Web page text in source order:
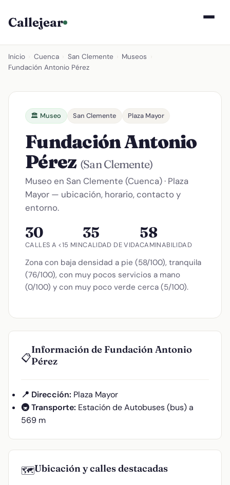
Callejear
Inicio Cuenca San Clemente Museos
Fundación Antonio Pérez
🏛️ Museo San Clemente Plaza Mayor
Fundación Antonio
Pérez (San Clemente)
Museo en San Clemente (Cuenca) · Plaza
Mayor — ubicación, horario, contacto y
entorno.
30
CALLES A <15 MIN
35
CALIDAD DE VIDA
58
CAMINABILIDAD
Zona con baja densidad a pie (58/100), tranquila
(76/100), con muy pocos servicios a mano
(0/100) y con muy poco verde cerca (5/100).
📋
Información de Fundación Antonio
Pérez
📍 Dirección: Plaza Mayor
🚇 Transporte: Estación de Autobuses (bus) a
569 m
🗺️Ubicación y calles destacadas